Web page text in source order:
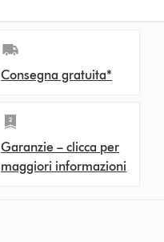
Consegna gratuita*
Garanzie – clicca per
maggiori informazioni